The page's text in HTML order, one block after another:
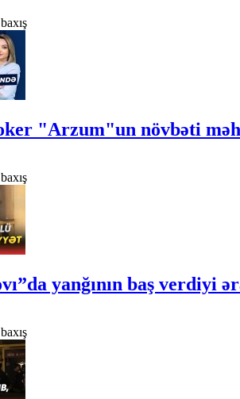
"Arzum"un növbəti
yanğının baş verdiyi